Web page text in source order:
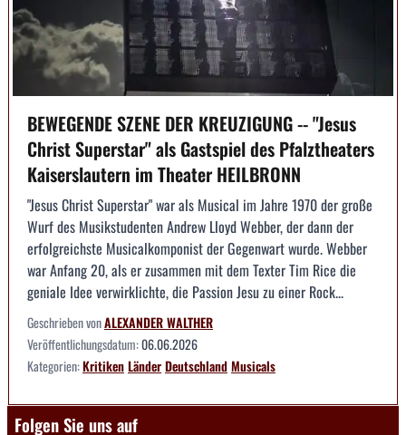
BEWEGENDE SZENE DER KREUZIGUNG -- "Jesus
Christ Superstar" als Gastspiel des Pfalztheaters
Kaiserslautern im Theater HEILBRONN
"Jesus Christ Superstar" war als Musical im Jahre 1970 der große
Wurf des Musikstudenten Andrew Lloyd Webber, der dann der
erfolgreichste Musicalkomponist der Gegenwart wurde. Webber
war Anfang 20, als er zusammen mit dem Texter Tim Rice die
geniale Idee verwirklichte, die Passion Jesu zu einer Rock...
Geschrieben vonALEXANDER WALTHER
Veröffentlichungsdatum:06.06.2026
Kategorien:KritikenLänderDeutschlandMusicals
Folgen Sie uns auf